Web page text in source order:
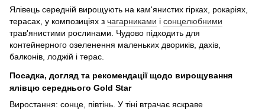
Ялівець середній вирощують на кам'янистих гірках, рокаріях,
терасах, у композиціях з чагарниками і сонцелюбними
трав'янистими рослинами. Чудово підходить для
контейнерного озеленення маленьких двориків, дахів,
балконів, лоджій і терас.
Посадка, догляд та рекомендації щодо вирощування
ялівцю середнього Gold Star
Виростання: сонце, півтінь. У тіні втрачає яскраве